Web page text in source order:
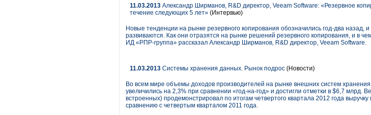
11.03.2013 Александр Ширманов, R&D директор, Veeam Software: «Резервное
течение следующих 5 лет» (Интервью)
Новые тенденции на рынке резервного копирования обозначились год-два
развиваются. Как они отразятся на рынке решений резервного копирования, и в
ИД «РПР-группа» рассказал Александр Ширманов, R&D директор, Veeam Software.
11.03.2013 Системы хранения данных. Рынок подрос (Новости)
Во всем мире объемы доходов производителей на рынке внешних систем хранения
увеличились на 2,3% при сравнении «год-на-год» и достигли отметки в $6,7 млрд.
встроенных) продемонстрировал по итогам четвертого квартала 2012 года
сравнению с четвертым кварталом 2011 года.